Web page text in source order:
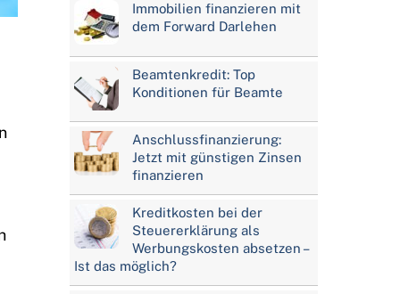
Immobilien finanzieren mit
dem Forward Darlehen
Beamtenkredit: Top
Konditionen für Beamte
Anschlussfinanzierung:
Jetzt mit günstigen Zinsen
finanzieren
Kreditkosten bei der
Steuererklärung als
Werbungskosten absetzen –
Ist das möglich?